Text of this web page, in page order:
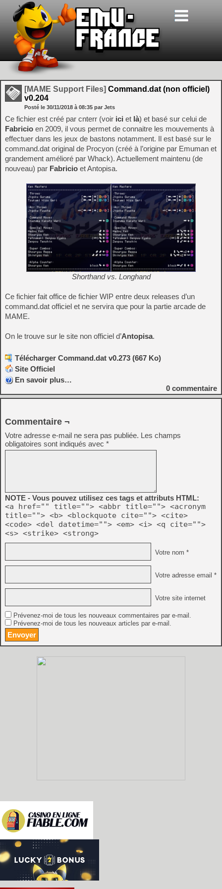
[MAME Support Files] Command.dat (non officiel)
v0.204
Posté le 30/11/2018 à 08:35 par Jets
Ce fichier est créé par cnterr (voir ici et là) et basé sur celui de
Fabricio en 2009, il vous permet de connaitre les mouvements à
effectuer dans les jeux de bastons notamment. Il est basé sur le
command.dat original de Procyon (créé à l’origine par Emuman et
grandement amélioré par Whack). Actuellement maintenu (de
nouveau) par Fabricio et Antopisa.
Shorthand vs. Longhand
Ce fichier fait office de fichier WIP entre deux releases d’un
command.dat officiel et ne servira que pour la partie arcade de
MAME.
On le trouve sur le site non officiel d’Antopisa.
Télécharger Command.dat v0.273 (667 Ko)
Site Officiel
En savoir plus…
0 commentaire
Commentaire ¬
Votre adresse e-mail ne sera pas publiée. Les champs
obligatoires sont indiqués avec *
NOTE - Vous pouvez utilisez ces tags et attributs HTML:
<a href="" title=""> <abbr title=""> <acronym
title=""> <b> <blockquote cite=""> <cite>
<code> <del datetime=""> <em> <i> <q cite="">
<s> <strike> <strong>
Votre nom *
Votre adresse email *
Votre site internet
Prévenez-moi de tous les nouveaux commentaires par e-mail.
Prévenez-moi de tous les nouveaux articles par e-mail.